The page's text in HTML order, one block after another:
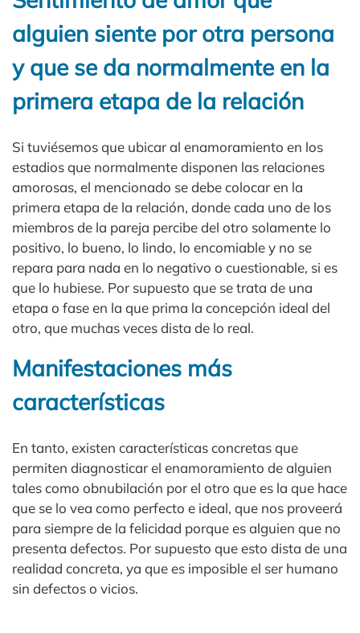
alguien siente por otra persona
y que se da normalmente en la
primera etapa de la relación
Si tuviésemos que ubicar al enamoramiento en los
estadios que normalmente disponen las relaciones
amorosas, el mencionado se debe colocar en la
primera etapa de la relación, donde cada uno de los
miembros de la pareja percibe del otro solamente lo
positivo, lo bueno, lo lindo, lo encomiable y no se
repara para nada en lo negativo o cuestionable, si es
que lo hubiese. Por supuesto que se trata de una
etapa o fase en la que prima la concepción ideal del
otro, que muchas veces dista de lo real.
Manifestaciones más
características
En tanto, existen características concretas que
permiten diagnosticar el enamoramiento de alguien
tales como obnubilación por el otro que es la que hace
que se lo vea como perfecto e ideal, que nos proveerá
para siempre de la felicidad porque es alguien que no
presenta defectos. Por supuesto que esto dista de una
realidad concreta, ya que es imposible el ser humano
sin defectos o vicios.